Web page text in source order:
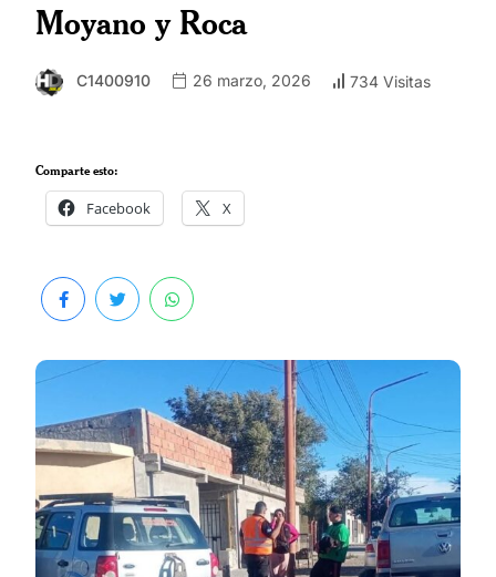
Moyano y Roca
C1400910 26 marzo, 2026 734 Visitas
Comparte esto:
Facebook X